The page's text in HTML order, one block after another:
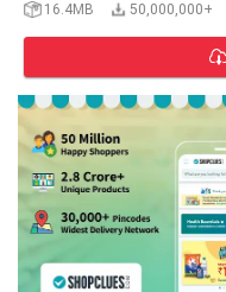
16.4MB 50,000,000+